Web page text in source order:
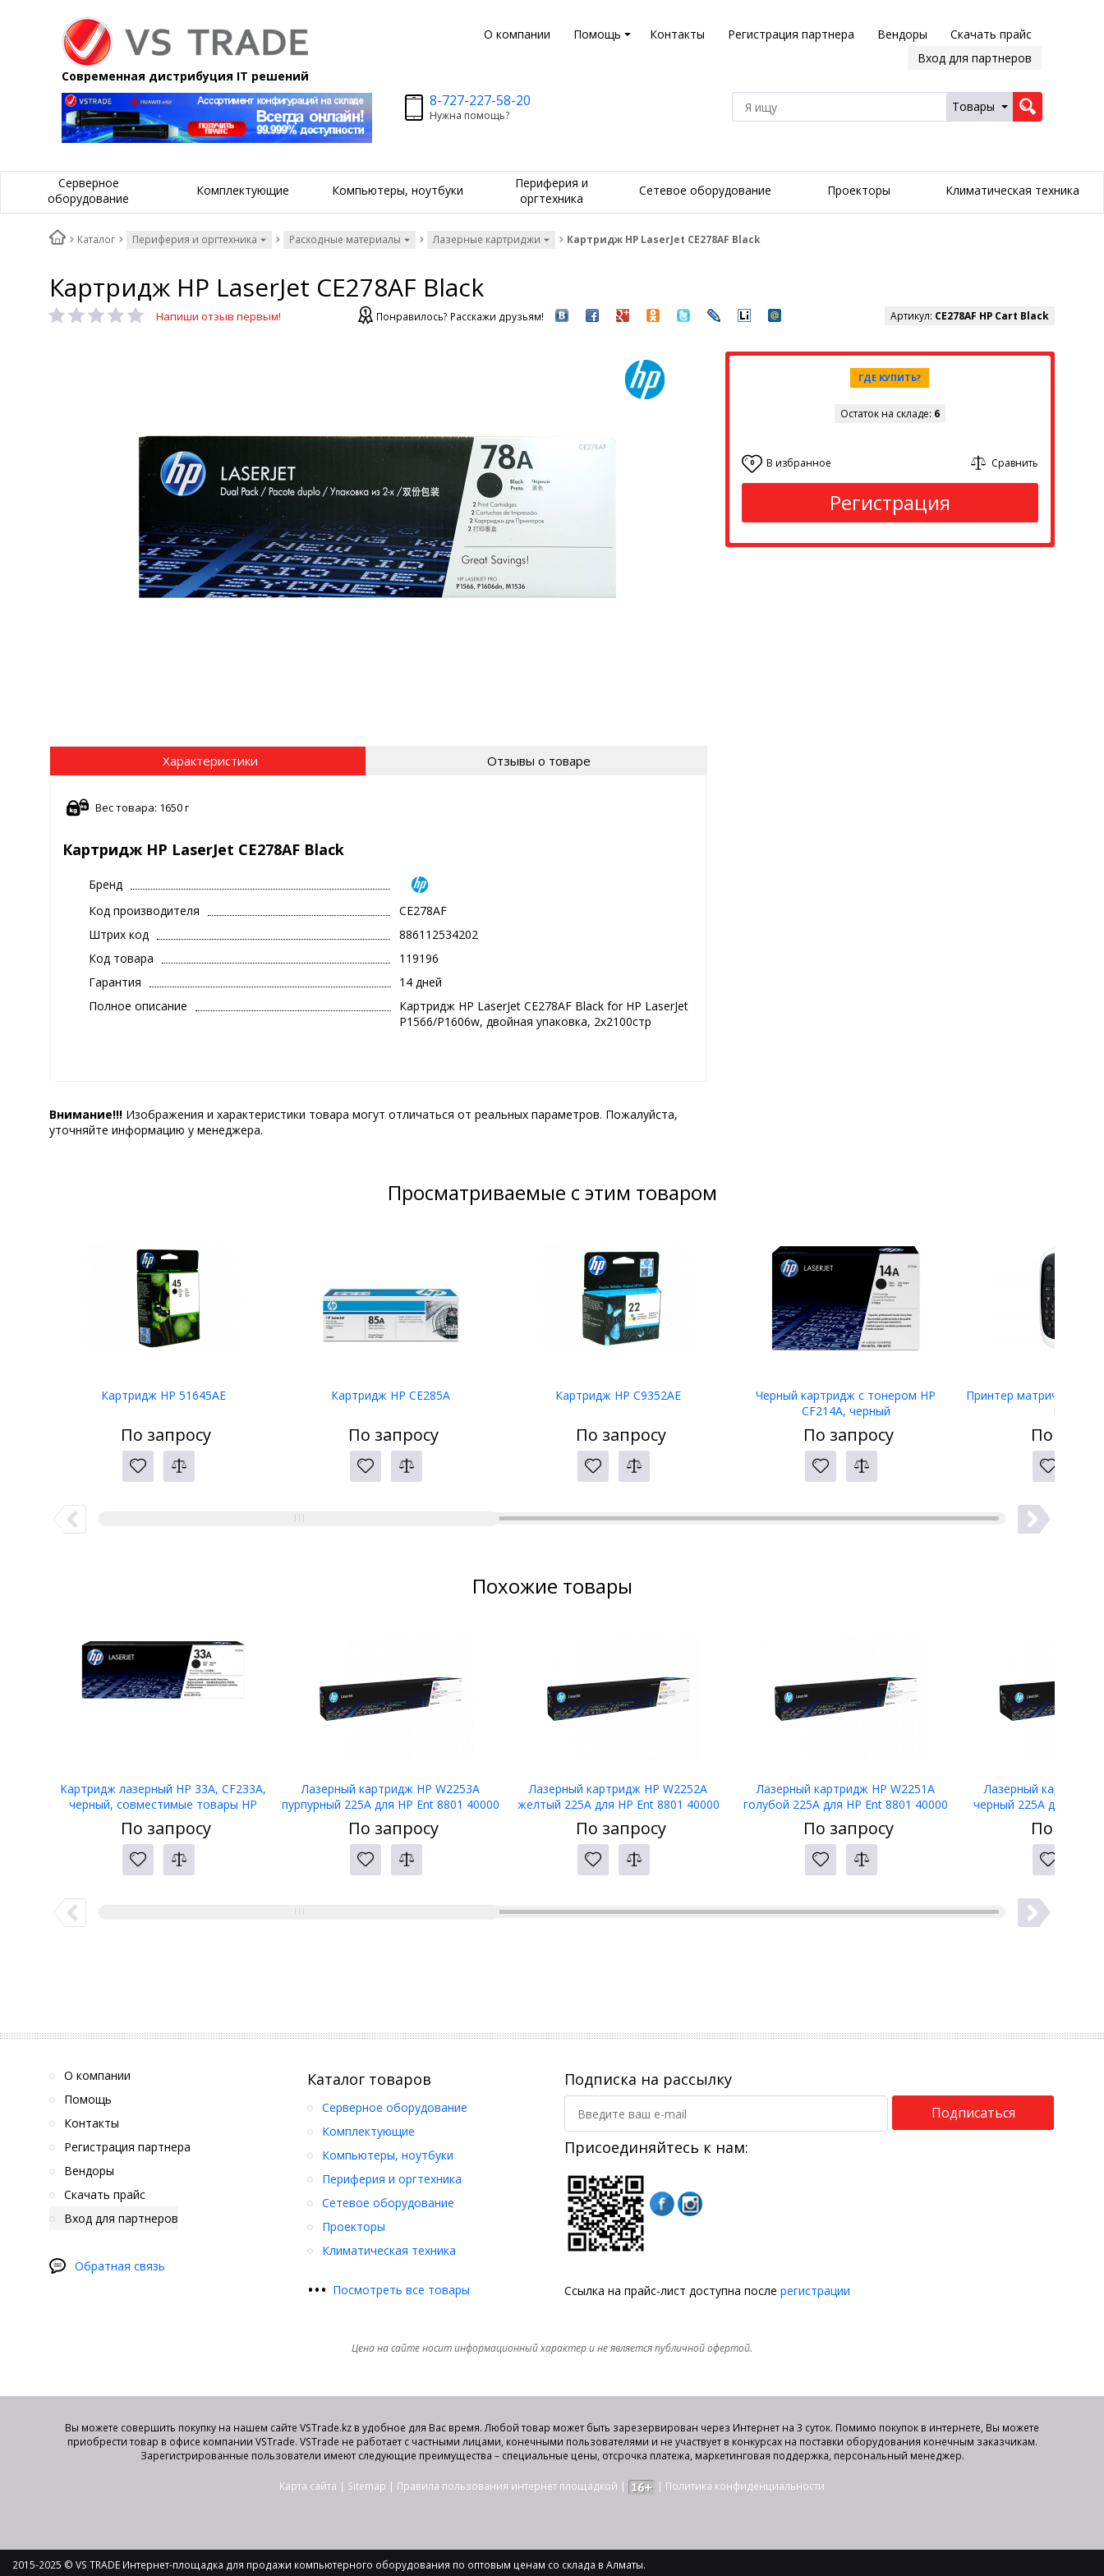
О компании Помощь Контакты Регистрация партнера Вендоры
Скачать прайс
Вход для партнеров
Современная дистрибуция IT решений
8-727-227-58-20
Нужна помощь?
Товары
Серверное
оборудование
Комплектующие Компьютеры, ноутбуки
Периферия и
оргтехника
Сетевое оборудование Проекторы Климатическая техника
Каталог Периферия и оргтехника Расходные материалы Лазерные картриджи Картридж HP LaserJet CE278AF Black
Картридж HP LaserJet CE278AF Black
Напиши отзыв первым! Понравилось? Расскажи друзьям! Артикул: CE278AF HP Cart Black
ГДЕ КУПИТЬ?
Остаток на складе: 6
0 В избранное Сравнить
Регистрация
Характеристики Отзывы о товаре
Вес товара: 1650 г
Картридж HP LaserJet CE278AF Black
Бренд
Код производителя
CE278AF
Штрих код
886112534202
Код товара
119196
Гарантия
14 дней
Полное описание
Картридж HP LaserJet CE278AF Black for HP LaserJet
P1566/P1606w, двойная упаковка, 2x2100стр
Внимание!!! Изображения и характеристики товара могут отличаться от реальных параметров. Пожалуйста,
уточняйте информацию у менеджера.
Просматриваемые с этим товаром
Картридж HP 51645AE
По запросу
Картридж HP CE285A
По запросу
Картридж HP C9352AE
По запросу
Черный картридж с тонером HP
CF214A, черный
По запросу
Принтер матричный
LW-400
По
Похожие товары
Картридж лазерный HP 33A, CF233A,
черный, совместимые товары HP
LaserJet M130, 134
По запросу
Лазерный картридж HP W2253A
пурпурный 225A для HP Ent 8801 40000
По запросу
Лазерный картридж HP W2252A
желтый 225A для HP Ent 8801 40000
По запросу
Лазерный картридж HP W2251A
голубой 225A для HP Ent 8801 40000
По запросу
Лазерный картридж
черный 225A для HP
По
О компании
Помощь
Контакты
Регистрация партнера
Вендоры
Скачать прайс
Вход для партнеров
Обратная связь
Каталог товаров
Серверное оборудование
Комплектующие
Компьютеры, ноутбуки
Периферия и оргтехника
Сетевое оборудование
Проекторы
Климатическая техника
••• Посмотреть все товары
Подписка на рассылку
Подписаться
Присоединяйтесь к нам:
Ссылка на прайс-лист доступна после регистрации
Цена на сайте носит информационный характер и не является публичной офертой.
Вы можете совершить покупку на нашем сайте VSTrade.kz в удобное для Вас время. Любой товар может быть зарезервирован через Интернет на 3 суток. Помимо покупок в интернете, Вы можете
приобрести товар в офисе компании VSTrade. VSTrade не работает с частными лицами, конечными пользователями и не участвует в конкурсах на поставки оборудования конечным заказчикам.
Зарегистрированные пользователи имеют следующие преимущества – специальные цены, отсрочка платежа, маркетинговая поддержка, персональный менеджер.
Карта сайта | Sitemap | Правила пользования интернет площадкой | | Политика конфиденциальности
2015-2025 © VS TRADE Интернет-площадка для продажи компьютерного оборудования по оптовым ценам со склада в Алматы.